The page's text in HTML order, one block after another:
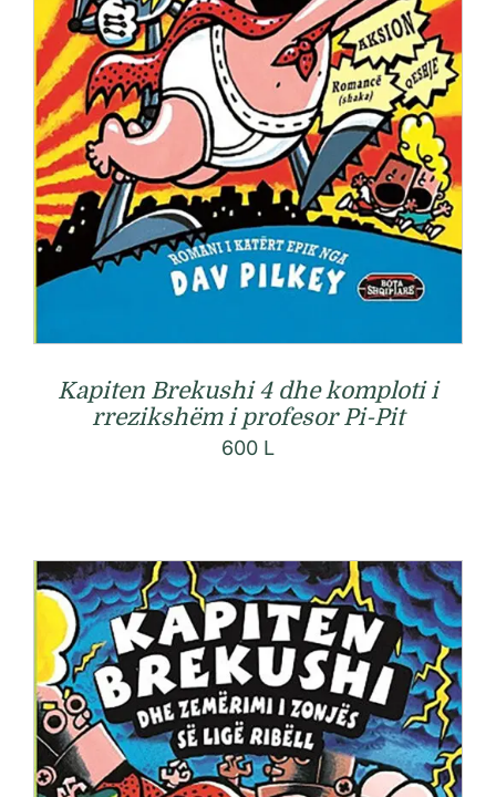
Kapiten Brekushi 4 dhe komploti i
rrezikshëm i profesor Pi-Pit
600 L